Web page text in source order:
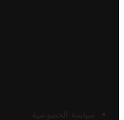
سياسة الخصوصية